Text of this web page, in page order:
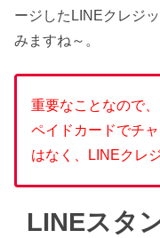
ージしたLINEクレジ
みますね～。
重要なことなので
ペイドカードでチ
はなく、LINEクレ
LINEスタ